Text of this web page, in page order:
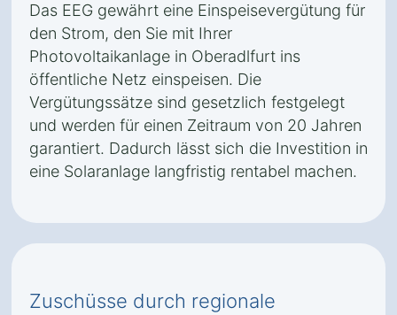
Das EEG gewährt eine Einspeisevergütung für
den Strom, den Sie mit Ihrer
Photovoltaikanlage in Oberadlfurt ins
öffentliche Netz einspeisen. Die
Vergütungssätze sind gesetzlich festgelegt
und werden für einen Zeitraum von 20 Jahren
garantiert. Dadurch lässt sich die Investition in
eine Solaranlage langfristig rentabel machen.
Zuschüsse durch regionale